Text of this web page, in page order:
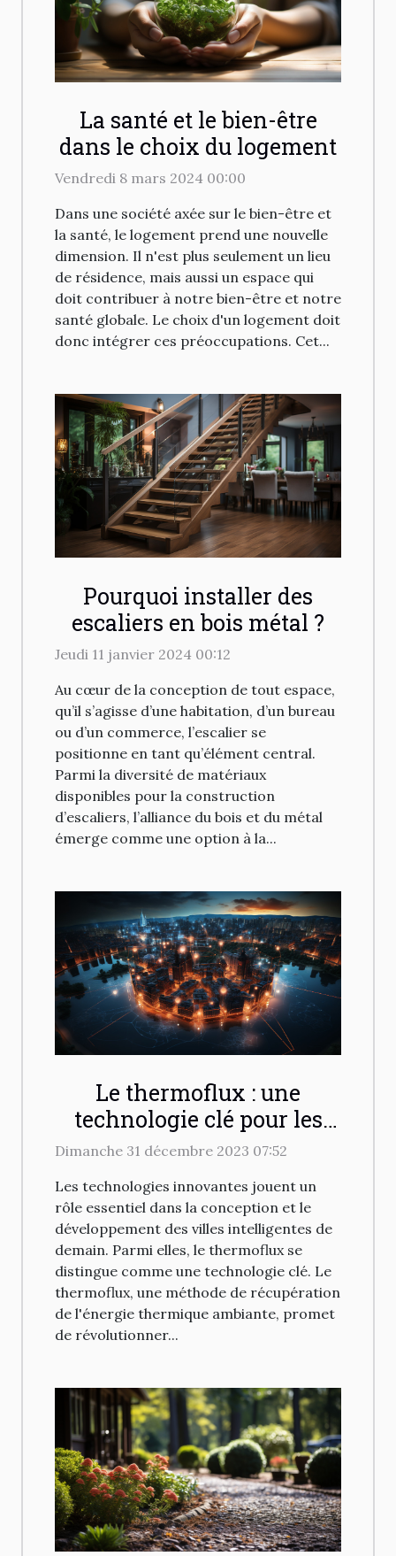
La santé et le bien-être
dans le choix du logement
Vendredi 8 mars 2024 00:00
Dans une société axée sur le bien-être et
la santé, le logement prend une nouvelle
dimension. Il n'est plus seulement un lieu
de résidence, mais aussi un espace qui
doit contribuer à notre bien-être et notre
santé globale. Le choix d'un logement doit
donc intégrer ces préoccupations. Cet...
Pourquoi installer des
escaliers en bois métal ?
Jeudi 11 janvier 2024 00:12
Au cœur de la conception de tout espace,
qu’il s’agisse d’une habitation, d’un bureau
ou d’un commerce, l’escalier se
positionne en tant qu’élément central.
Parmi la diversité de matériaux
disponibles pour la construction
d’escaliers, l’alliance du bois et du métal
émerge comme une option à la...
Le thermoflux : une
technologie clé pour les
villes intelligentes de
Dimanche 31 décembre 2023 07:52
Les technologies innovantes jouent un
rôle essentiel dans la conception et le
développement des villes intelligentes de
demain. Parmi elles, le thermoflux se
distingue comme une technologie clé. Le
thermoflux, une méthode de récupération
de l'énergie thermique ambiante, promet
de révolutionner...